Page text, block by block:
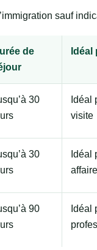
sauf
de
Idéal
30
Idéal
visite
30
Idéal
90
Idéal